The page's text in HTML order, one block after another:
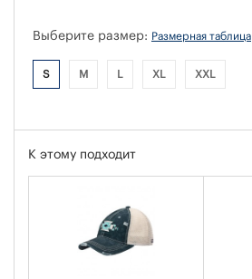
Выберите размер: Размерная таблица
S M L XL XXL
К этому подходит